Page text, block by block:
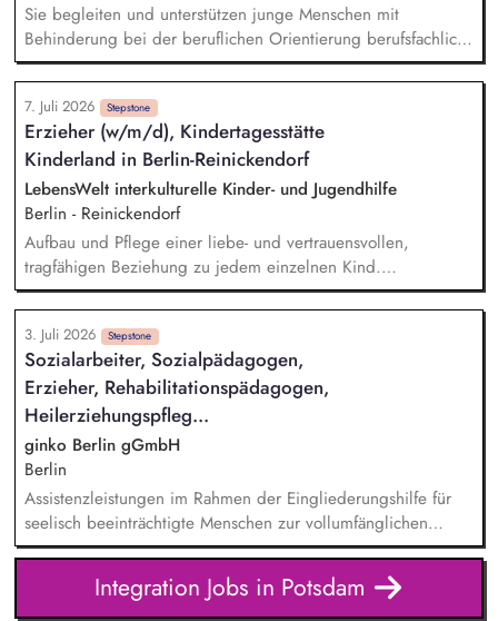
Sie begleiten und unterstützen junge Menschen mit
Behinderung bei der beruflichen Orientierung berufsfachlich
und persönlich. Sie fördern die Entwicklung sozialer
Kompetenzen wie Teamfähigkeit, Kommunikationsverhalten
und Konfliktlösung als Grundlage für eine erfolgreiche
Integration in Ausbildung und Beruf. Sie schätzen
Ausbildungsreife und Berufseignung realistisch ein und
bringen Ihre Beobachtungen konstruktiv in den Förderprozess
ein. Sie motivieren zu selbstständigem Arbeiten und
unterstützen die Teilnehmenden dabei, eine realistische
Einschätzung ihrer individuellen Leistungsfähigkeit zu
entwickeln.
7. Juli 2026 Stepstone
Erzieher (w/m/d), Kindertagesstätte
Kinderland in Berlin-Reinickendorf
LebensWelt interkulturelle Kinder- und Jugendhilfe
Berlin - Reinickendorf
Aufbau und Pflege einer liebe- und vertrauensvollen,
tragfähigen Beziehung zu jedem einzelnen Kind.
Gewährleistung des Wohlbefindens und der Sicherheit der
Kinder. Information und Beratung der Eltern über die
individuelle Entwicklung ihres Kindes und über die
Gruppenaktivitäten, bei Bedarf Information der Eltern über
Beratungsstellen, Bildungs- und Hilfeangebote. Durchführung
von Elternabenden, Einbeziehung von Eltern bei der Planung
und Durchführung von Festen und anderen
Kitaveranstaltungen.
3. Juli 2026 Stepstone
Sozialarbeiter, Sozialpädagogen,
Erzieher, Rehabilitationspädagogen,
Heilerziehungspfleg...
ginko Berlin gGmbH
Berlin
Assistenzleistungen im Rahmen der Eingliederungshilfe für
seelisch beeinträchtigte Menschen zur vollumfänglichen
Teilhabe am gesellschaftlichen Leben Mitwirkung bei der Ziel-
und Leistungsplanung, Kommunikation mit dem Kostenträger
und anderen Leistungserbringern
Integration Jobs in Potsdam